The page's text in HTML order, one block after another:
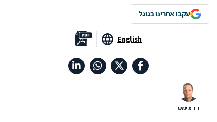
עקבו אחרינו בגוגל
English
רז צימט